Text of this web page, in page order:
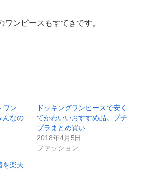
ワンピースもすてきです。
ワン
んなの
ドッキングワンピースで安く
てかわいいおすすめ品。プチ
プラまとめ買い
2018年4月5日
ファッション
を楽天